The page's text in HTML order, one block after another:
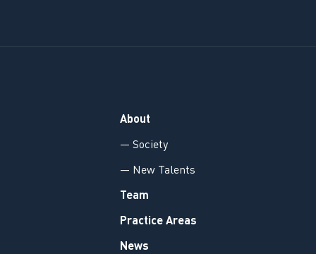
About
— Society
— New Talents
Team
Practice Areas
News